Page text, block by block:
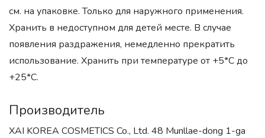
см. на упаковке. Только для наружного применения.
Хранить в недоступном для детей месте. В случае
появления раздражения, немедленно прекратить
использование. Хранить при температуре от +5*С до
+25*С.
Производитель
XAI KOREA COSMETICS Co., Ltd. 48 Munllae-dong 1-ga